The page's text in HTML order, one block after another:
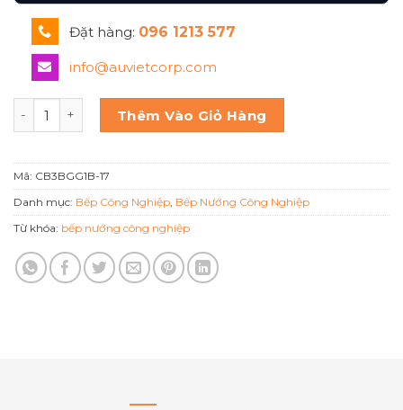
Đặt hàng: 096 1213 577
info@auvietcorp.com
Bếp nướng có chiên phẳng Berjaya Cb3bgg1b-17 số lượng
Thêm Vào Giỏ Hàng
Mã: CB3BGG1B-17
Danh mục: Bếp Công Nghiệp, Bếp Nướng Công Nghiệp
Từ khóa: bếp nướng công nghiệp